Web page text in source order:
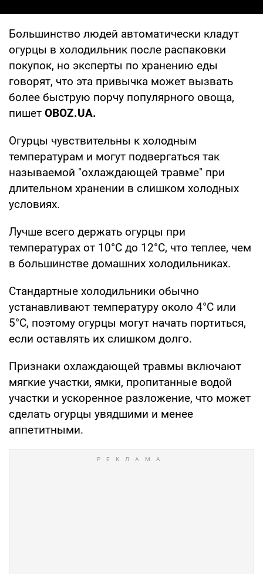
Большинство людей автоматически кладут
огурцы в холодильник после распаковки
покупок, но эксперты по хранению еды
говорят, что эта привычка может вызвать
более быструю порчу популярного овоща,
пишет OBOZ.UA.
Огурцы чувствительны к холодным
температурам и могут подвергаться так
называемой "охлаждающей травме" при
длительном хранении в слишком холодных
условиях.
Лучше всего держать огурцы при
температурах от 10°C до 12°C, что теплее, чем
в большинстве домашних холодильниках.
Стандартные холодильники обычно
устанавливают температуру около 4°C или
5°C, поэтому огурцы могут начать портиться,
если оставлять их слишком долго.
Признаки охлаждающей травмы включают
мягкие участки, ямки, пропитанные водой
участки и ускоренное разложение, что может
сделать огурцы увядшими и менее
аппетитными.